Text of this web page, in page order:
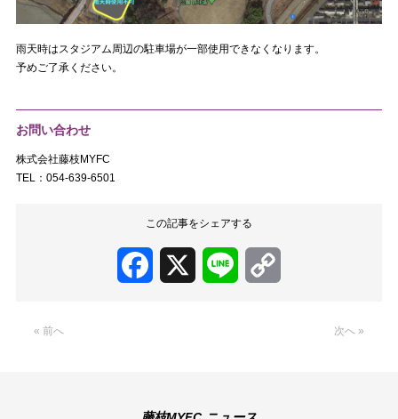
雨天時はスタジアム周辺の駐車場が一部使用できなくなります。
予めご了承ください。
お問い合わせ
株式会社藤枝MYFC
TEL：054-639-6501
この記事をシェアする
Facebook Line
« 前へ 次へ »